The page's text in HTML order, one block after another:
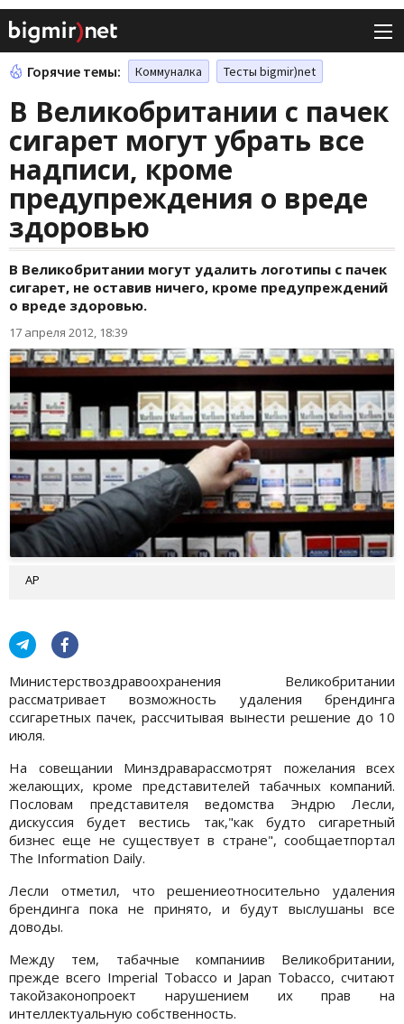
Горячие темы: Коммуналка Тесты bigmir)net
В Великобритании с пачек
сигарет могут убрать все
надписи, кроме
предупреждения о вреде
здоровью
В Великобритании могут удалить логотипы с пачек
сигарет, не оставив ничего, кроме предупреждений
о вреде здоровью.
17 апреля 2012, 18:39
АР
Министерствоздравоохранения Великобритании
рассматривает возможность удаления брендинга
ссигаретных пачек, рассчитывая вынести решение до 10
июля.
На совещании Минздраварассмотрят пожелания всех
желающих, кроме представителей табачных компаний.
Пословам представителя ведомства Эндрю Лесли,
дискуссия будет вестись так,"как будто сигаретный
бизнес еще не существует в стране", сообщаетпортал
The Information Daily.
Лесли отметил, что решениеотносительно удаления
брендинга пока не принято, и будут выслушаны все
доводы.
Между тем, табачные компаниив Великобритании,
прежде всего Imperial Tobacco и Japan Tobacco, считают
такойзаконопроект нарушением их прав на
интеллектуальную собственность.